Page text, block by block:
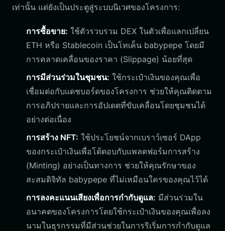
เท่านั้น แต่ยังเป็นประตูสู่ระบบนิเวศของโครงการ:
การซื้อขาย: ใช้ตัวรวบรวม DEX ในตัวเพื่อแลกเปลี่ยน
ETH หรือ Stablecoin เป็นโทเค็น babypepe โดยมี
การคลาดเคลื่อนของราคา (Slippage) น้อยที่สุด
การมีส่วนร่วมในชุมชน: ใช้กระเป๋าเงินของคุณเพื่อ
เชื่อมต่อกับแดชบอร์ดของโครงการ ช่วยให้คุณติดตาม
การอภิปรายและการอัปเดตที่ขับเคลื่อนโดยชุมชนได้
อย่างต่อเนื่อง
การสร้าง NFT: ใช้ประโยชน์จากเบราว์เซอร์ DApp
ของกระเป๋าเงินเพื่อโต้ตอบกับแพลตฟอร์มการสร้าง
(Minting) อย่างเป็นทางการ ช่วยให้คุณรักษาของ
สะสมดิจิทัล babypepe ที่ไม่เหมือนใครของคุณไว้ได้
การลงคะแนนเสียงเพื่อการกำกับดูแล: มีส่วนร่วมใน
อนาคตของโครงการโดยใช้กระเป๋าเงินของคุณเพื่อลง
นามในธุรกรรมที่มีส่วนช่วยในการริเริ่มการกำกับดูแล